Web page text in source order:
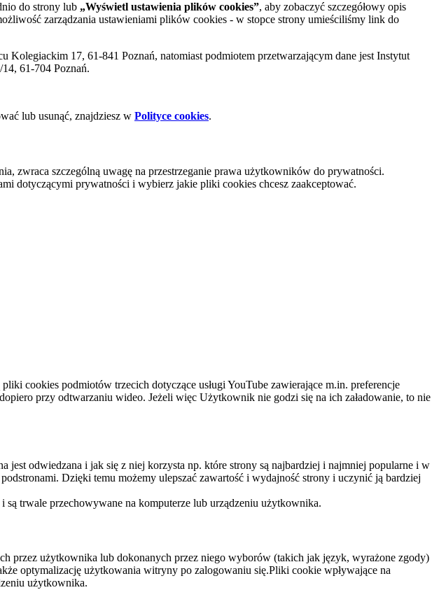
do strony lub „Wyświetl ustawienia plików cookies”, aby zobaczyć szczegółowy opis
zarządzania ustawieniami plików cookies - w stopce strony umieściliśmy link do
17, 61-841 Poznań, natomiast podmiotem przetwarzającym dane jest Instytut
61-704 Poznań.
lub usunąć, znajdziesz w Polityce cookies.
zwraca szczególną uwagę na przestrzeganie prawa użytkowników do prywatności.
dotyczącymi prywatności i wybierz jakie pliki cookies chcesz zaakceptować.
cookies podmiotów trzecich dotyczące usługi YouTube zawierające m.in. preferencje
przy odtwarzaniu wideo. Jeżeli więc Użytkownik nie godzi się na ich załadowanie, to nie
odwiedzana i jak się z niej korzysta np. które strony są najbardziej i najmniej popularne i w
Dzięki temu możemy ulepszać zawartość i wydajność strony i uczynić ją bardziej
trwale przechowywane na komputerze lub urządzeniu użytkownika.
przez użytkownika lub dokonanych przez niego wyborów (takich jak język, wyrażone zgody)
optymalizację użytkowania witryny po zalogowaniu się.Pliki cookie wpływające na
użytkownika.